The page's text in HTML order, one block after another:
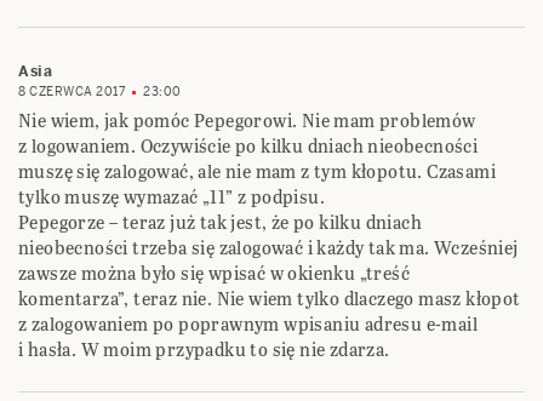
Asia
8 CZERWCA 2017 23:00
Nie wiem, jak pomóc Pepegorowi. Nie mam problemów
z logowaniem. Oczywiście po kilku dniach nieobecności
muszę się zalogować, ale nie mam z tym kłopotu. Czasami
tylko muszę wymazać „11” z podpisu.
Pepegorze – teraz już tak jest, że po kilku dniach
nieobecności trzeba się zalogować i każdy tak ma. Wcześniej
zawsze można było się wpisać w okienku „treść
komentarza”, teraz nie. Nie wiem tylko dlaczego masz kłopot
z zalogowaniem po poprawnym wpisaniu adresu e-mail
i hasła. W moim przypadku to się nie zdarza.